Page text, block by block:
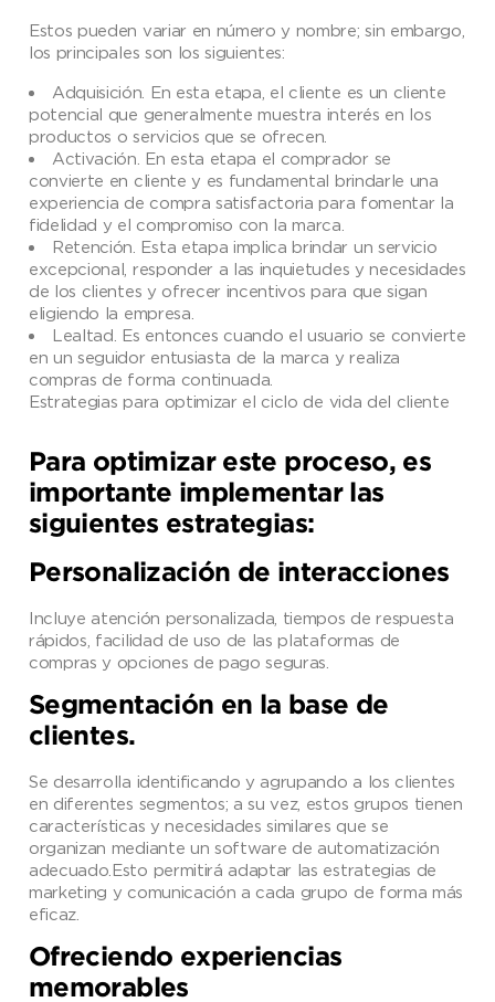
Estos pueden variar en número y nombre; sin embargo,
los principales son los siguientes:
Adquisición. En esta etapa, el cliente es un cliente
potencial que generalmente muestra interés en los
productos o servicios que se ofrecen.
Activación. En esta etapa el comprador se
convierte en cliente y es fundamental brindarle una
experiencia de compra satisfactoria para fomentar la
fidelidad y el compromiso con la marca.
Retención. Esta etapa implica brindar un servicio
excepcional, responder a las inquietudes y necesidades
de los clientes y ofrecer incentivos para que sigan
eligiendo la empresa.
Lealtad. Es entonces cuando el usuario se convierte
en un seguidor entusiasta de la marca y realiza
compras de forma continuada.
Estrategias para optimizar el ciclo de vida del cliente
Para optimizar este proceso, es
importante implementar las
siguientes estrategias:
Personalización de interacciones
Incluye atención personalizada, tiempos de respuesta
rápidos, facilidad de uso de las plataformas de
compras y opciones de pago seguras.
Segmentación en la base de
clientes.
Se desarrolla identificando y agrupando a los clientes
en diferentes segmentos; a su vez, estos grupos tienen
características y necesidades similares que se
organizan mediante un software de automatización
adecuado.Esto permitirá adaptar las estrategias de
marketing y comunicación a cada grupo de forma más
eficaz.
Ofreciendo experiencias
memorables